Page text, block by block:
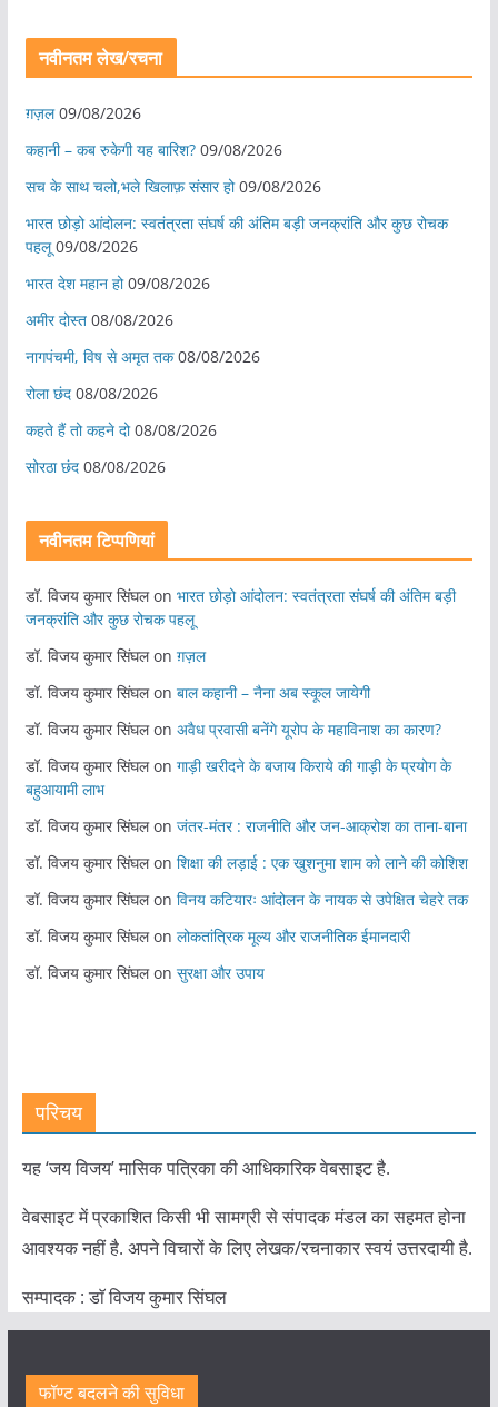
नवीनतम लेख/रचना
ग़ज़ल 09/08/2026
कहानी – कब रुकेगी यह बारिश? 09/08/2026
सच के साथ चलो,भले खिलाफ़ संसार हो 09/08/2026
भारत छोड़ो आंदोलन: स्वतंत्रता संघर्ष की अंतिम बड़ी जनक्रांति और कुछ रोचक
पहलू 09/08/2026
भारत देश महान हो 09/08/2026
अमीर दोस्त 08/08/2026
नागपंचमी, ​विष से अमृत तक 08/08/2026
रोला छंद 08/08/2026
कहते हैं तो कहने दो 08/08/2026
सोरठा छंद 08/08/2026
नवीनतम टिप्पणियां
डॉ. विजय कुमार सिंघलon भारत छोड़ो आंदोलन: स्वतंत्रता संघर्ष की अंतिम बड़ी
जनक्रांति और कुछ रोचक पहलू
डॉ. विजय कुमार सिंघलon ग़ज़ल
डॉ. विजय कुमार सिंघलon बाल कहानी – नैना अब स्कूल जायेगी
डॉ. विजय कुमार सिंघलon अवैध प्रवासी बनेंगे यूरोप के महाविनाश का कारण?
डॉ. विजय कुमार सिंघलon गाड़ी खरीदने के बजाय किराये की गाड़ी के प्रयोग के
बहुआयामी लाभ
डॉ. विजय कुमार सिंघलon जंतर-मंतर : राजनीति और जन-आक्रोश का ताना-बाना
डॉ. विजय कुमार सिंघलon शिक्षा की लड़ाई : एक खुशनुमा शाम को लाने की कोशिश
डॉ. विजय कुमार सिंघलon विनय कटियारः आंदोलन के नायक से उपेक्षित चेहरे तक
डॉ. विजय कुमार सिंघलon लोकतांत्रिक मूल्य और राजनीतिक ईमानदारी
डॉ. विजय कुमार सिंघलon सुरक्षा और उपाय
परिचय
यह ‘जय विजय’ मासिक पत्रिका की आधिकारिक वेबसाइट है.
वेबसाइट में प्रकाशित किसी भी सामग्री से संपादक मंडल का सहमत होना
आवश्यक नहीं है. अपने विचारों के लिए लेखक/रचनाकार स्वयं उत्तरदायी है.
सम्पादक : डाॅ विजय कुमार सिंघल
फॉण्ट बदलने की सुविधा